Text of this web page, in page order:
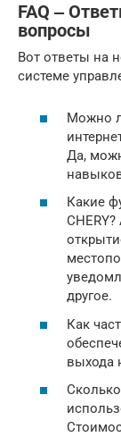
FAQ ‒
вопросы
Вот ответы на
системе
Можно
Да,
Какие
другое.
Как
выхода